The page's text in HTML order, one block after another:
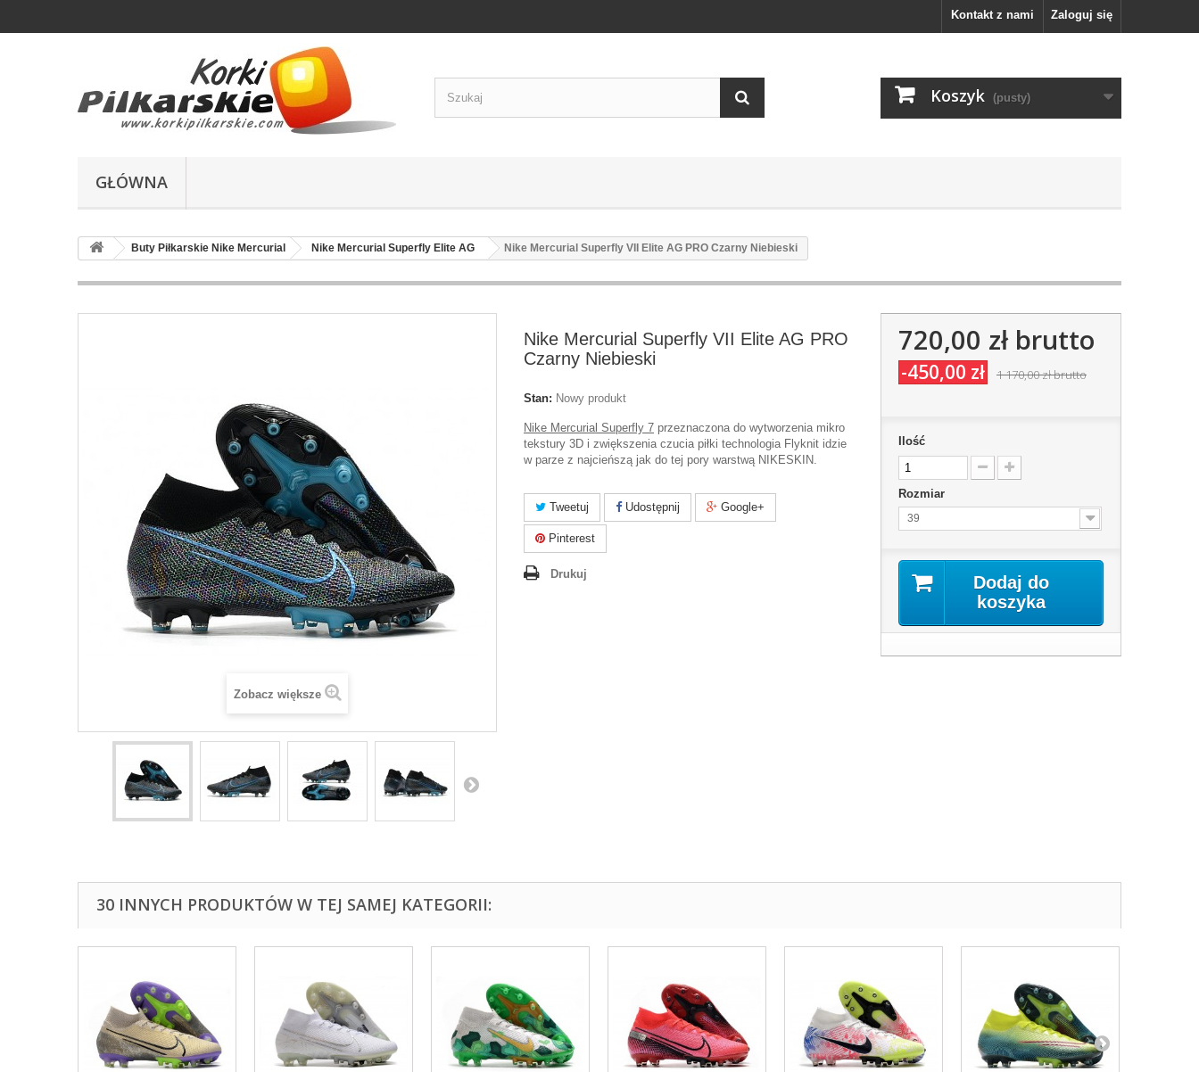
Zaloguj się
Kontakt z nami
Koszyk (pusty)
GŁÓWNA
Buty Piłkarskie Nike Mercurial Nike Mercurial Superfly Elite AG Nike Mercurial Superfly VII Elite AG PRO Czarny Niebieski
Zobacz większe
Nike Mercurial Superfly VII Elite AG PRO
Czarny Niebieski
Stan: Nowy produkt
Nike Mercurial Superfly 7 przeznaczona do wytworzenia mikro
tekstury 3D i zwiększenia czucia piłki technologia Flyknit idzie
w parze z najcieńszą jak do tej pory warstwą NIKESKIN.
Tweetuj Udostępnij Google+
Pinterest
Drukuj
720,00 złbrutto
-450,00 zł 1 170,00 złbrutto
Ilość
Rozmiar
39
Dodaj do
koszyka
30 INNYCH PRODUKTÓW W TEJ SAMEJ KATEGORII: